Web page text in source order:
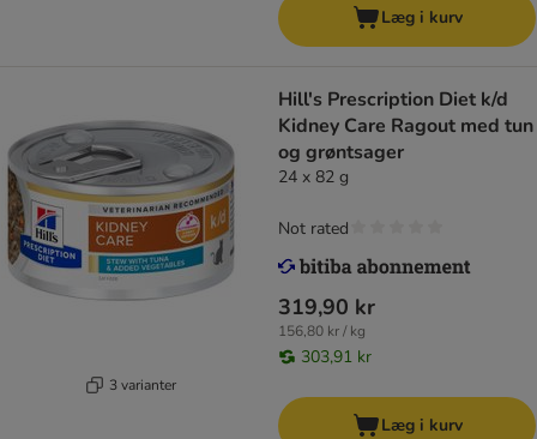
Læg i kurv
3 varianter
Hill's Prescription Diet k/d
Kidney Care Ragout med tun
og grøntsager
24 x 82 g
319,90 kr
156,80 kr / kg
303,91 kr
Not rated
Læg i kurv